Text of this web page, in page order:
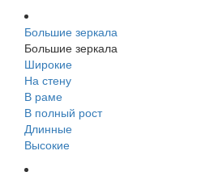
Большие зеркала
Большие зеркала
Широкие
На стену
В раме
В полный рост
Длинные
Высокие